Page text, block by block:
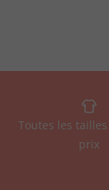
Toutes les
prix